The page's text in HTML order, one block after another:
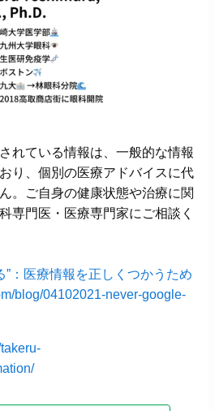
れている情報は、一般的な情報
り、個別の医療アドバイスに代
。ご自身の健康状態や治療に関
専門医・医療専門家にご相談く
”：医療情報を正しくつかうため
blog/04102021-never-google-